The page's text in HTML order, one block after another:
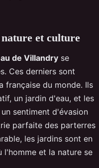
et culture
de Villandry se
Ces derniers sont
française du monde. Ils
un jardin d'eau, et les
sentiment d'évasion
parfaite des parterres
les jardins sont en
l'homme et la nature se